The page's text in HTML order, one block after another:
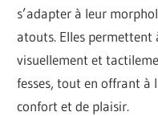
s’adapter à leur
atouts. Elles permettent
visuellement et
fesses, tout en offrant à
confort et de plaisir.